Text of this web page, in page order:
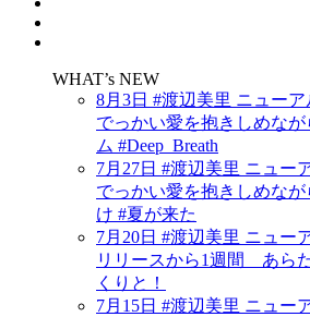
WHAT’s NEW
8月3日 #渡辺美里 ニュー
でっかい愛を抱きしめな
ム #Deep_Breath
7月27日 #渡辺美里 ニュー
でっかい愛を抱きしめな
け #夏が来た
7月20日 #渡辺美里 ニュー
リリースから1週間 あら
くりと！
7月15日 #渡辺美里 ニュー